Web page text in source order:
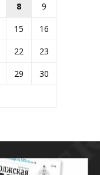
8
9
15
16
22
23
29
30